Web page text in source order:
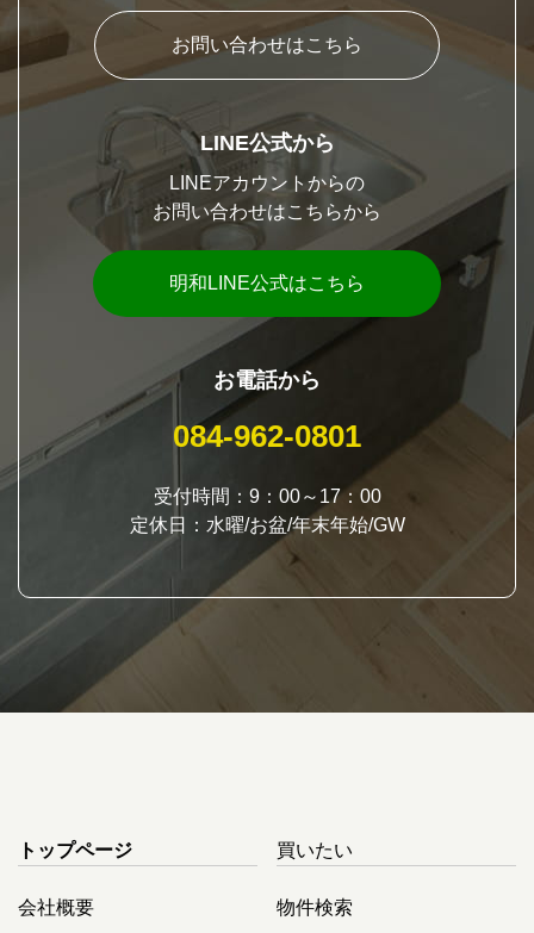
お問い合わせはこちら
LINE公式から
LINEアカウントからの
お問い合わせはこちらから
明和LINE公式はこちら
お電話から
084-962-0801
受付時間：9：00～17：00
定休日：水曜/お盆/年末年始/GW
トップページ
会社概要
買いたい
物件検索